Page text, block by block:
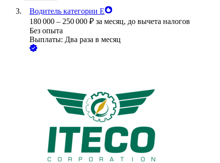
Водитель категории Е
180 000 – 250 000 ₽ за месяц, до вычета налогов
Без опыта
Выплаты: Два раза в месяц